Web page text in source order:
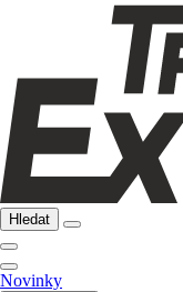
Hledat
Novinky